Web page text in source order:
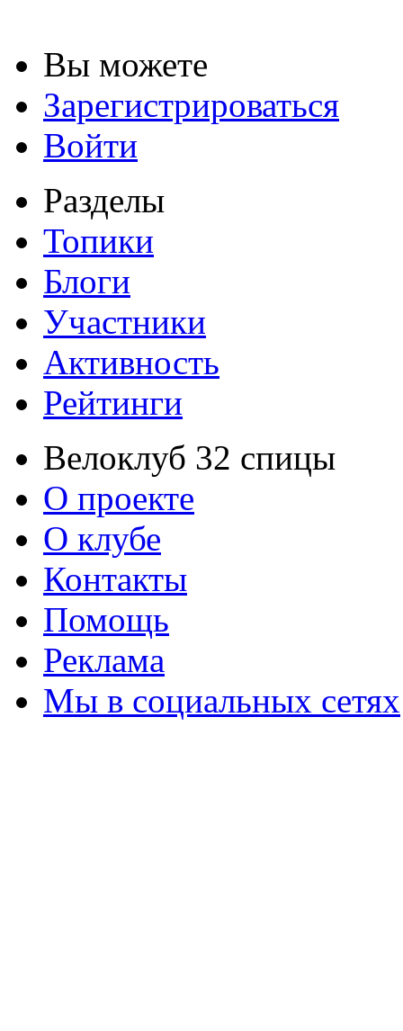
Вы можете
Зарегистрироваться
Войти
Разделы
Топики
Блоги
Участники
Активность
Рейтинги
Велоклуб 32 спицы
О проекте
О клубе
Контакты
Помощь
Реклама
Мы в социальных сетях